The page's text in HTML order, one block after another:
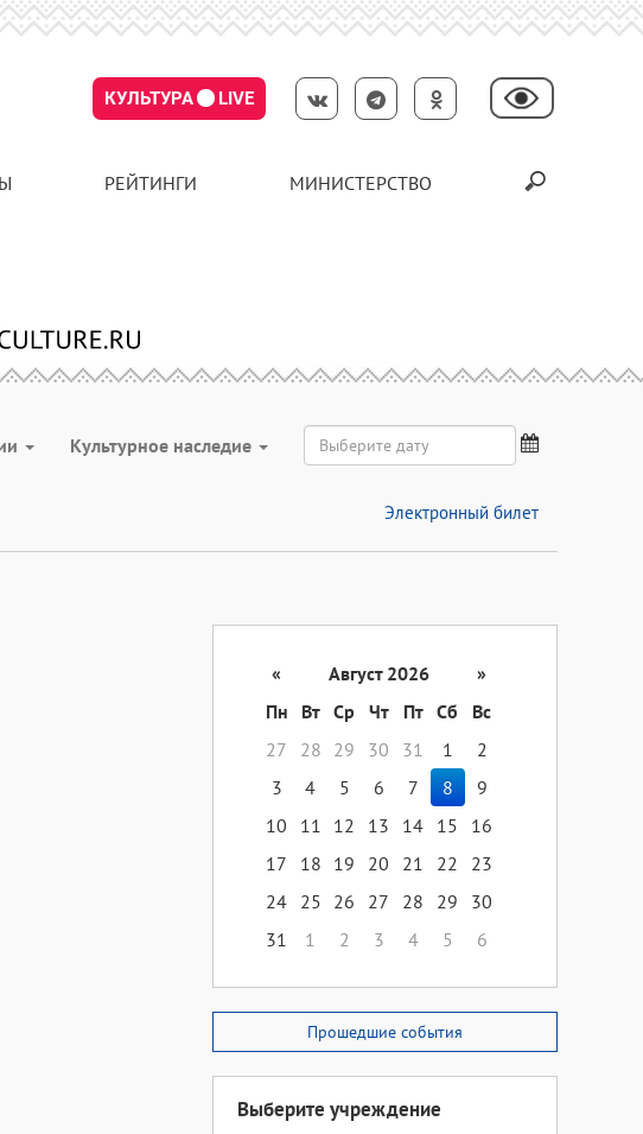
КУЛЬТУРА LIVE
РЕЙТИНГИ МИНИСТЕРСТВО
Культурное наследие
Электронный билет
« Август 2026
»
Пн
Вт Ср Чт Пт Сб
Вс
27
28 29 30 31 1
2
3
4 5 6 7 8
9
10
11 12 13 14 15
16
17
18 19 20 21 22
23
24 25 26 27 28 29
30
31
1 2 3 4 5 6
Прошедшие события
Выберите учреждение